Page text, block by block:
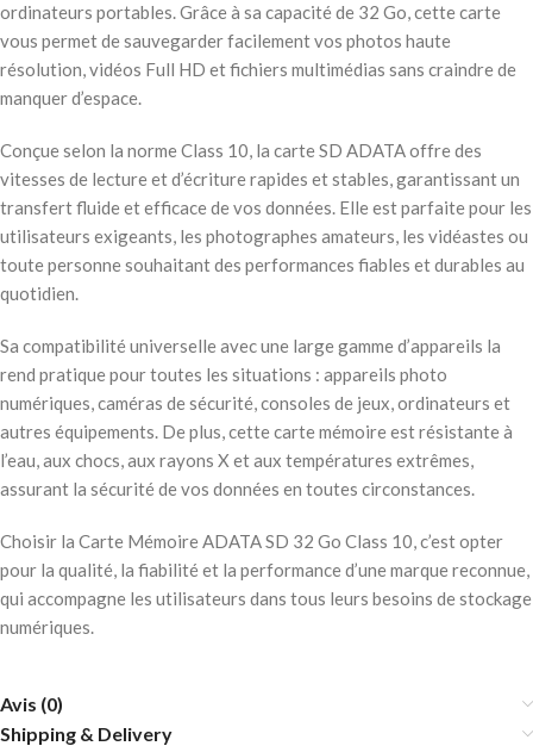
ordinateurs portables. Grâce à sa capacité de 32 Go, cette carte
vous permet de sauvegarder facilement vos photos haute
résolution, vidéos Full HD et fichiers multimédias sans craindre de
manquer d’espace.
Conçue selon la norme Class 10, la carte SD ADATA offre des
vitesses de lecture et d’écriture rapides et stables, garantissant un
transfert fluide et efficace de vos données. Elle est parfaite pour les
utilisateurs exigeants, les photographes amateurs, les vidéastes ou
toute personne souhaitant des performances fiables et durables au
quotidien.
Sa compatibilité universelle avec une large gamme d’appareils la
rend pratique pour toutes les situations : appareils photo
numériques, caméras de sécurité, consoles de jeux, ordinateurs et
autres équipements. De plus, cette carte mémoire est résistante à
l’eau, aux chocs, aux rayons X et aux températures extrêmes,
assurant la sécurité de vos données en toutes circonstances.
Choisir la Carte Mémoire ADATA SD 32 Go Class 10, c’est opter
pour la qualité, la fiabilité et la performance d’une marque reconnue,
qui accompagne les utilisateurs dans tous leurs besoins de stockage
numériques.
Avis (0)
Shipping & Delivery